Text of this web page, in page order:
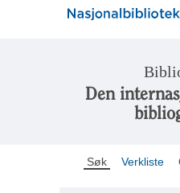
Den
Søk Verkliste